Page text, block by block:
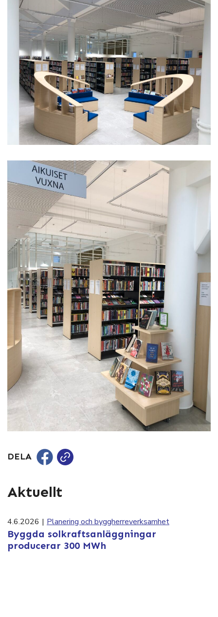
DELA
Aktuellt
4.6.2026 | Planering och byggherreverksamhet
Byggda solkraftsanläggningar
producerar 300 MWh